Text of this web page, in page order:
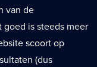
van de
goed is steeds meer
scoort op
(dus